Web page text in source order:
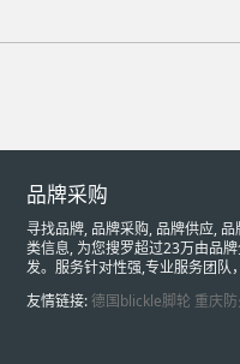
品牌采购
寻找品牌, 品牌采购, 品牌供应,
类信息, 为您搜罗超过23万由品
发。服务针对性强,专业服务团队
友情链接:德国blickle脚轮 重庆